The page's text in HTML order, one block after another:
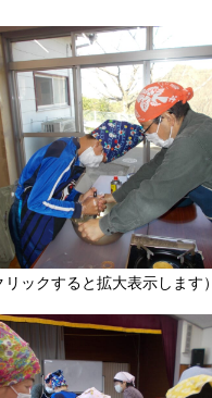
リックすると拡大表示します）